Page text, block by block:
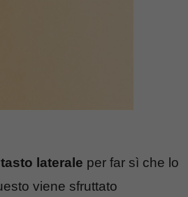
laterale per far sì che lo
viene sfruttato